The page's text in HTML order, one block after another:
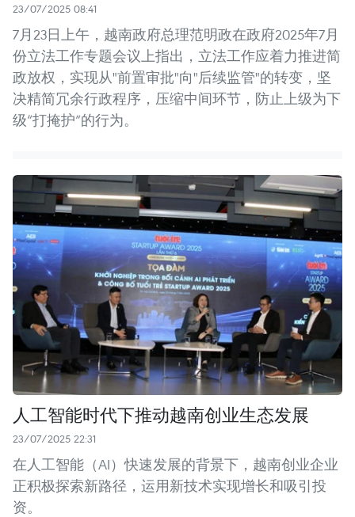
23/07/2025 08:41
7月23日上午，越南政府总理范明政在政府2025年7月
份立法工作专题会议上指出，立法工作应着力推进简
政放权，实现从"前置审批"向"后续监管"的转变，坚
决精简冗余行政程序，压缩中间环节，防止上级为下
级“打掩护”的行为。
人工智能时代下推动越南创业生态发展
23/07/2025 22:31
在人工智能（AI）快速发展的背景下，越南创业企业
正积极探索新路径，运用新技术实现增长和吸引投
资。